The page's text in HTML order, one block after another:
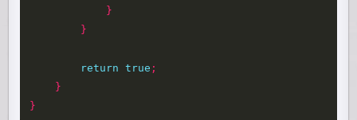
}
}
return true ;
}
}